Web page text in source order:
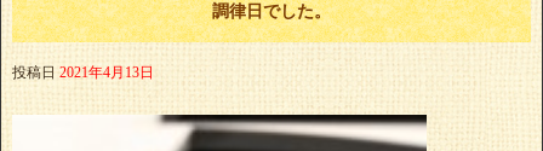
調律日でした。
投稿日 2021年4月13日